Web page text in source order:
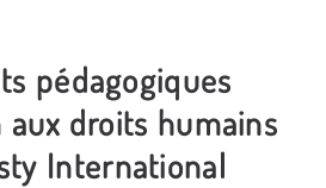
pédagogiques
aux droits humains
International